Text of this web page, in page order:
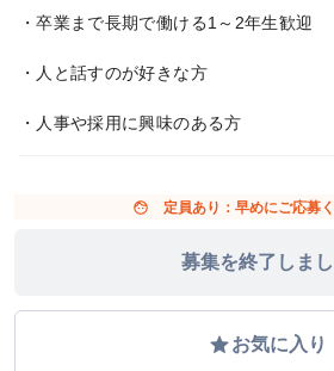
・卒業まで長期で働ける1～2年生歓迎
・人と話すのが好きな方
・人事や採用に興味のある方
face 定員あり：早めにご応募
募集を終了しま
gradeお気に入り